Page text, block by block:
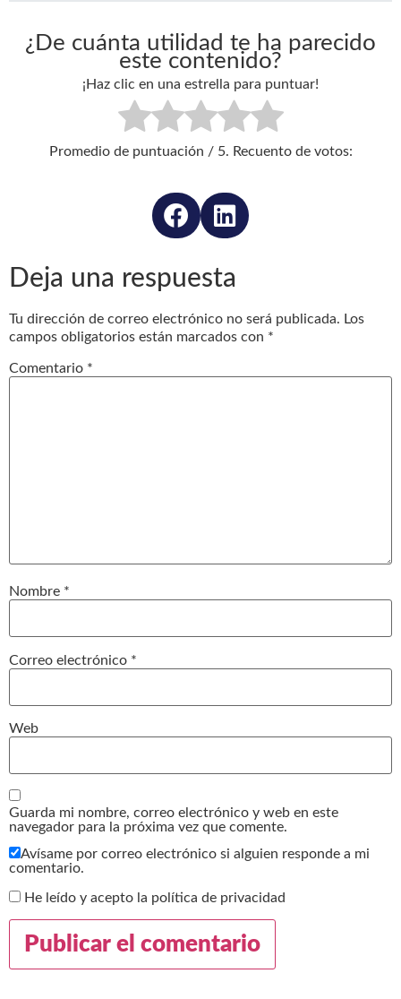
¿De cuánta utilidad te ha parecido
este contenido?
¡Haz clic en una estrella para puntuar!
Promedio de puntuación / 5. Recuento de votos:
Deja una respuesta
Tu dirección de correo electrónico no será publicada. Los
campos obligatorios están marcados con *
Comentario *
Nombre *
Correo electrónico *
Web
Guarda mi nombre, correo electrónico y web en este
navegador para la próxima vez que comente.
Avísame por correo electrónico si alguien responde a mi
comentario.
He leído y acepto la política de privacidad